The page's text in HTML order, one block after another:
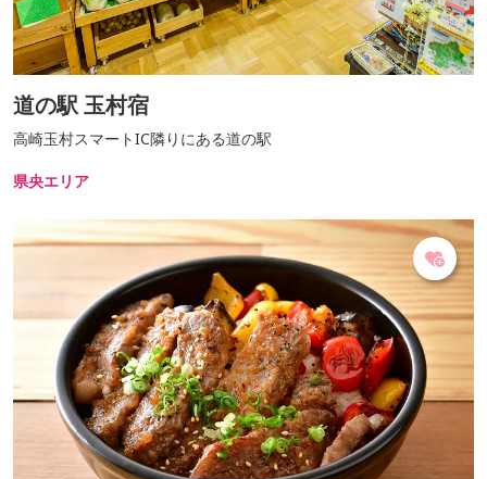
道の駅 玉村宿
高崎玉村スマートIC隣りにある道の駅
県央エリア